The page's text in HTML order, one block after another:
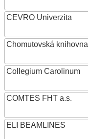
CEVRO Univerzita
Chomutovská knihovna
Collegium Carolinum
COMTES FHT a.s.
ELI BEAMLINES